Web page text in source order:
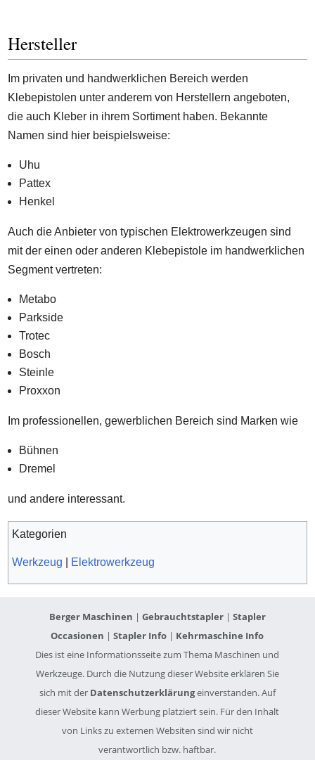
Hersteller
Im privaten und handwerklichen Bereich werden
Klebepistolen unter anderem von Herstellern angeboten,
die auch Kleber in ihrem Sortiment haben. Bekannte
Namen sind hier beispielsweise:
Uhu
Pattex
Henkel
Auch die Anbieter von typischen Elektrowerkzeugen sind
mit der einen oder anderen Klebepistole im handwerklichen
Segment vertreten:
Metabo
Parkside
Trotec
Bosch
Steinle
Proxxon
Im professionellen, gewerblichen Bereich sind Marken wie
Bühnen
Dremel
und andere interessant.
Kategorien
Werkzeug Elektrowerkzeug
Berger Maschinen | Gebrauchtstapler| Stapler
Occasionen |Stapler Info | Kehrmaschine Info
Dies ist eine Informationsseite zum Thema Maschinen und
Werkzeuge. Durch die Nutzung dieser Website erklären Sie
sich mit der Datenschutzerklärungeinverstanden. Auf
dieser Website kann Werbung platziert sein. Für den Inhalt
von Links zu externen Websiten sind wir nicht
verantwortlich bzw. haftbar.